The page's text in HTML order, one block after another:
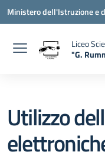
Vai ai contenuti
Vai al menu di navigazione
Vai al footer
Ministero dell'Istruzione e
Liceo
"G.
Utilizzo